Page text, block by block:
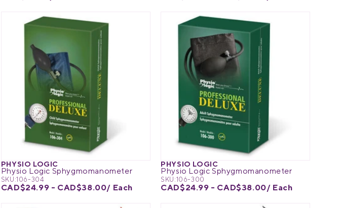
PHYSIO LOGIC
Physio Logic Sphygmomanometer
SKU:106-304
CAD$24.99 - CAD$38.00/ Each
PHYSIO LOGIC
Physio Logic Sphygmomanometer
SKU:106-300
CAD$24.99 - CAD$38.00/ Each